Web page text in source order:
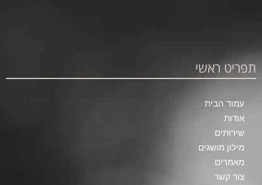
תפריט ראשי
עמוד הבית
אודות
שירותים
מילון מושגים
מאמרים
צור קשר